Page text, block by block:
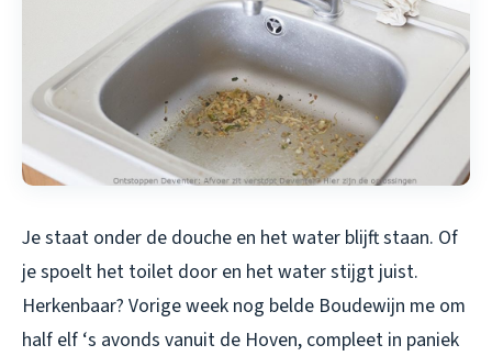
Je staat onder de douche en het water blijft staan. Of
je spoelt het toilet door en het water stijgt juist.
Herkenbaar? Vorige week nog belde Boudewijn me om
half elf ‘s avonds vanuit de Hoven, compleet in paniek